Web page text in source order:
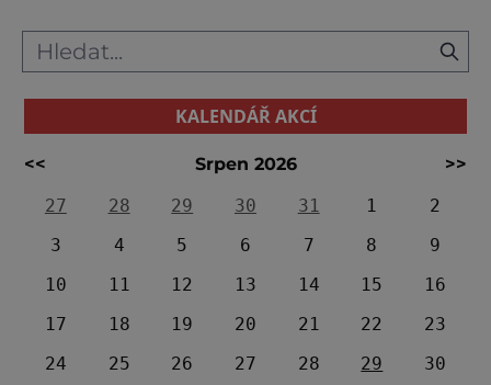
KALENDÁŘ AKCÍ
<< Srpen 2026
>>
27
28 29 30 31 1
2
3
4 5 6 7 8
9
10
11 12 13 14 15
16
17
18 19 20 21 22
23
24
25 26 27 28 29
30